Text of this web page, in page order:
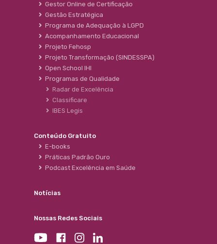
Gestor Online de Certificação
Gestão Estratégica
Programa de Adequação à LGPD
Acompanhamento Educacional
Projeto Fehosp
Projeto Transformação (SINDESSPA)
Open School IHI
Programas de Qualidade
Radar de Excelência
Classificare
IBES Legis
Conteúdo Gratuito
E-books
Práticas Padrão Ouro
Podcast Excelência em Saúde
Notícias
Nossas Redes Sociais